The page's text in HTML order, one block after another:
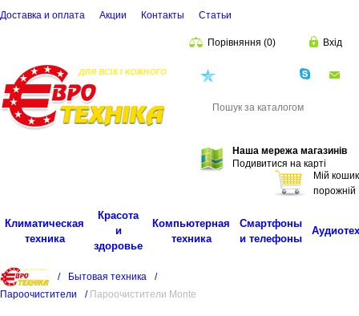
Доставка и оплата Акции Контакты Cтатьи
Порівняння (0) Вхід
Наша мережа магазинів
Подивитися на карті
Мій кошик
порожній
Климатическая
техника
Красота
и
здоровье
Компьютерная
техника
Смартфоны
и телефоны
/ Бытовая техника
/
Пароочистители
/ Пароочистители Monte